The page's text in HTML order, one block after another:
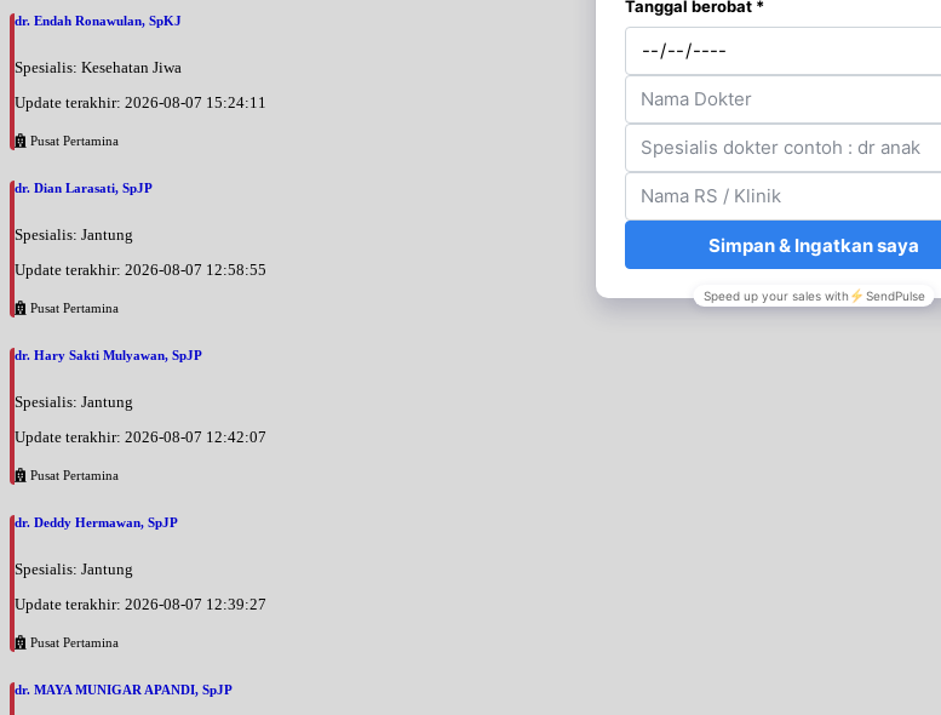
dr. Endah Ronawulan, SpKJ
Spesialis: Kesehatan Jiwa
Update terakhir: 2026-08-07 15:24:11
Pusat Pertamina
dr. Dian Larasati, SpJP
Spesialis: Jantung
Update terakhir: 2026-08-07 12:58:55
Pusat Pertamina
dr. Hary Sakti Mulyawan, SpJP
Spesialis: Jantung
Update terakhir: 2026-08-07 12:42:07
Pusat Pertamina
dr. Deddy Hermawan, SpJP
Spesialis: Jantung
Update terakhir: 2026-08-07 12:39:27
Pusat Pertamina
dr. MAYA MUNIGAR APANDI, SpJP